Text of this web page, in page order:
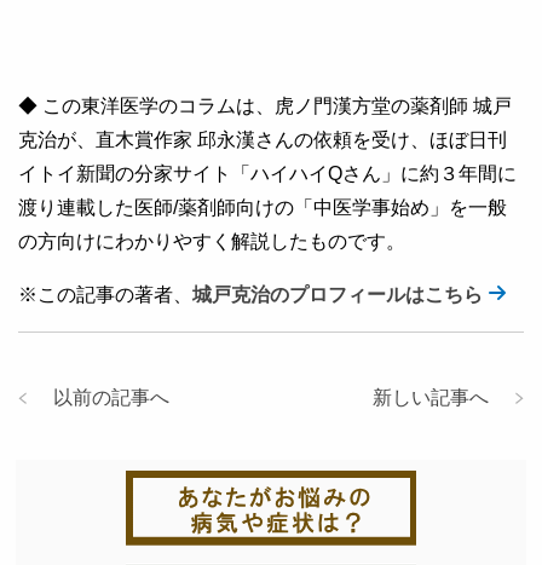
◆ この東洋医学のコラムは、虎ノ門漢方堂の薬剤師 城戸
克治が、直木賞作家 邱永漢さんの依頼を受け、ほぼ日刊
イトイ新聞の分家サイト「ハイハイQさん」に約３年間に
渡り連載した医師/薬剤師向けの「中医学事始め」を一般
の方向けにわかりやすく解説したものです。
※この記事の著者、 城戸克治のプロフィールはこちら
新しい記事へ
以前の記事へ